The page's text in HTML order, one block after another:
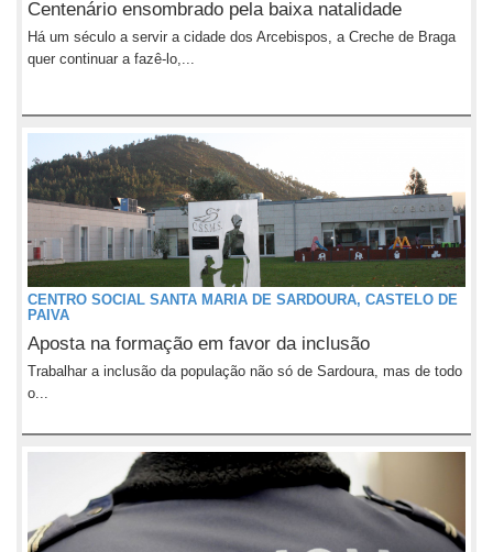
Centenário ensombrado pela baixa natalidade
Há um século a servir a cidade dos Arcebispos, a Creche de Braga
quer continuar a fazê-lo,...
CENTRO SOCIAL SANTA MARIA DE SARDOURA, CASTELO DE
PAIVA
Aposta na formação em favor da inclusão
Trabalhar a inclusão da população não só de Sardoura, mas de todo
o...